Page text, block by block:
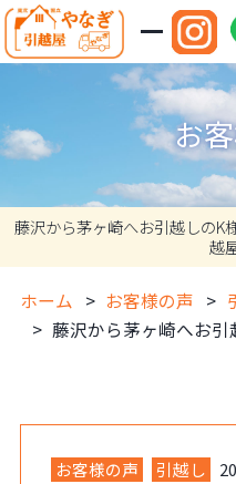
お
藤沢から茅ヶ崎へお引越しのK
越
ホーム お客様の声
藤沢から茅ヶ崎へお引
お客様の声 引越し